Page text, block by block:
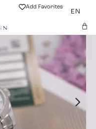
Add Favorites
EN